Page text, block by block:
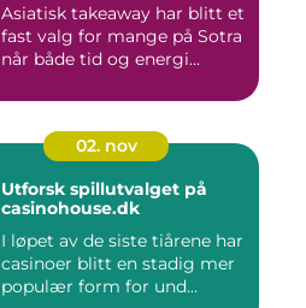
Asiatisk takeaway har blitt et
fast valg for mange på Sotra
når både tid og energi...
02. nov
Utforsk spillutvalget på
casinohouse.dk
I løpet av de siste tiårene har
casinoer blitt en stadig mer
populær form for und...